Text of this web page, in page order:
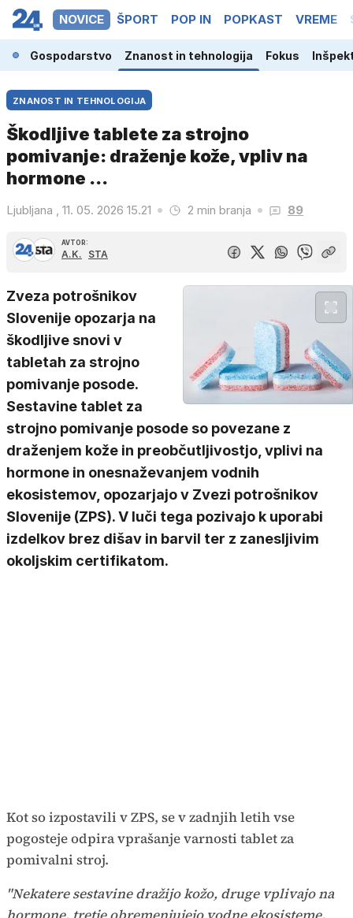
NOVICE ŠPORT POP IN POPKAST VREME
Gospodarstvo Znanost in tehnologija Fokus
ZNANOST IN TEHNOLOGIJA
Škodljive tablete za strojno
pomivanje: draženje kože, vpliv na
hormone ...
Ljubljana , 11. 05. 2026 15.21 2 min branja 89
AVTOR:
A.K. STA
Zveza potrošnikov
Slovenije opozarja na
škodljive snovi v
tabletah za strojno
pomivanje posode.
Sestavine tablet za
strojno pomivanje posode so povezane z
draženjem kože in preobčutljivostjo, vplivi na
hormone in onesnaževanjem vodnih
ekosistemov, opozarjajo v Zvezi potrošnikov
Slovenije (ZPS). V luči tega pozivajo k uporabi
izdelkov brez dišav in barvil ter z zanesljivim
okoljskim certifikatom.
Kot so izpostavili v ZPS, se v zadnjih letih vse
pogosteje odpira vprašanje varnosti tablet za
pomivalni stroj.
"Nekatere sestavine dražijo kožo, druge vplivajo na